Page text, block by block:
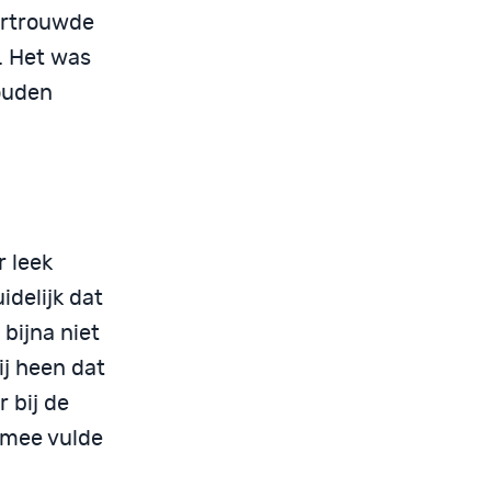
Het was
leek
dat
bijna niet
heen dat
bij de
vulde